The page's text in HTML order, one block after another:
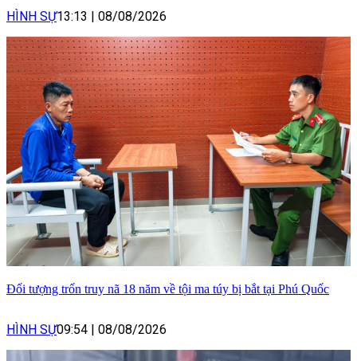
HÌNH SỰ13:13 | 08/08/2026
Đối tượng trốn truy nã 18 năm về tội ma túy bị bắt tại Phú Quốc
HÌNH SỰ09:54 | 08/08/2026